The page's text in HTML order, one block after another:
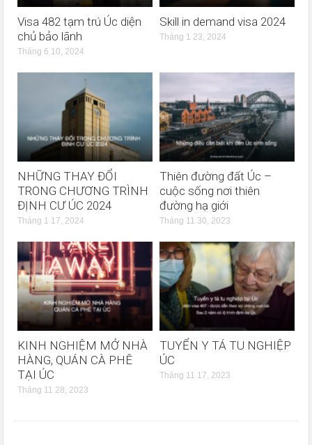
Visa 482 tạm trú Úc diện
chủ bảo lãnh
Tháng 6 10, 2024
Skill in demand visa 2024
Tháng 1 23, 2024
NHỮNG THAY ĐỔI
TRONG CHƯƠNG TRÌNH
ĐỊNH CƯ ÚC 2024
Tháng 1 17, 2024
Thiên đường đất Úc –
cuộc sống nơi thiên
đường hạ giới
Tháng 11 30, 2023
KINH NGHIỆM MỞ NHÀ
HÀNG, QUÁN CÀ PHÊ
TẠI ÚC
Tháng 11 28, 2023
TUYỂN Y TÁ TU NGHIỆP
ÚC
Tháng 11 17, 2023